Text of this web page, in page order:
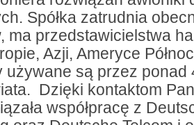
Spółka zatrudnia
ma przedstawicielstwa
Azji, Ameryce
używane są przez ponad
Dzięki kontaktom
współpracę z